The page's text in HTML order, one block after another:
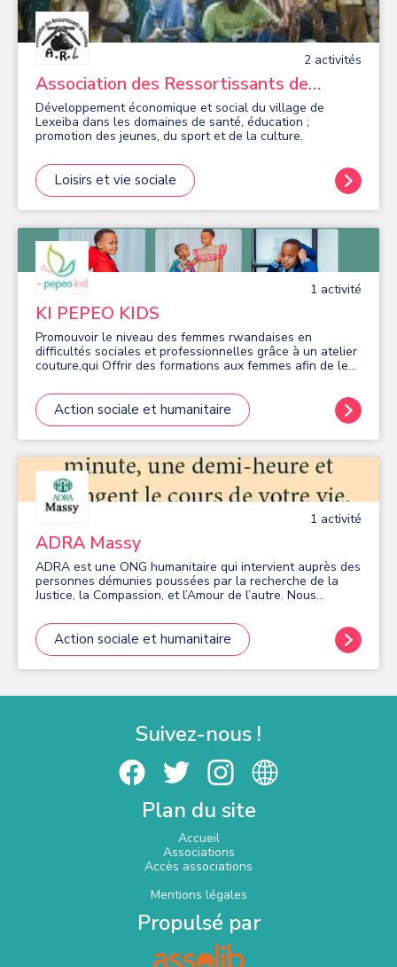
2 activités
Association des Ressortissants de
Lexeiba
Développement économique et social du village de
Lexeiba dans les domaines de santé, éducation ;
promotion des jeunes, du sport et de la culture.
Loisirs et vie sociale
1 activité
KI PEPEO KIDS
Promouvoir le niveau des femmes rwandaises en
difficultés sociales et professionnelles grâce à un atelier
couture,qui Offrir des formations aux femmes afin de leur
de vêtements pour enfants.
Action sociale et humanitaire
1 activité
ADRA Massy
ADRA est une ONG humanitaire qui intervient auprès des
personnes démunies poussées par la recherche de la
Justice, la Compassion, et l’Amour de l’autre. Nous
juste. Les travailleurs ADRA agissent en faveur des
bénéficiaires sans distinction d’appartenance ethnique,
sexuelle, politique ou religieuse. ADRA croit que : que
l’âge, le sexe, la race, la culture et les familles
travaillons, et sont des atouts qui doivent être respectés
droit à un accès aux soins, à des biens et services de
base. Toute personne, et spécialement les femmes et les
sans exploitation sexuelle ou toute autre forme d’abus.
Toute personne, et spécialement les enfants, a droit à
propre futur. Nos valeurs chrétiennes renforcent notre
engagement humanitaire auprès des personnes
vulnérables partout dans le monde.
Action sociale et humanitaire
Suivez-nous !
Plan du site
Accueil
Associations
Accès associations
Mentions légales
Propulsé par